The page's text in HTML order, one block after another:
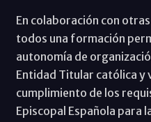
En colaboración con
todos una formación
autonomía de
Entidad Titular católica y
cumplimiento de los
Episcopal Española para